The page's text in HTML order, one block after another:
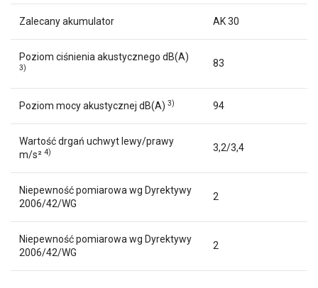
Zalecany akumulator AK 30
Poziom ciśnienia akustycznego dB(A)
3) 83
Poziom mocy akustycznej dB(A) 3) 94
Wartość drgań uchwyt lewy/prawy
m/s² 4) 3,2/3,4
Niepewność pomiarowa wg Dyrektywy
2006/42/WG
2
Niepewność pomiarowa wg Dyrektywy
2006/42/WG
2